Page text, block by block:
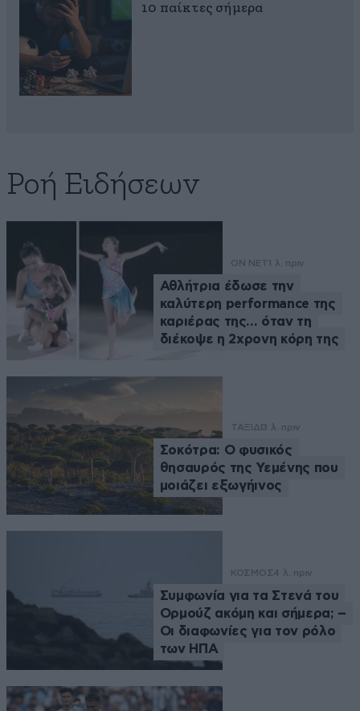
10 παίκτες σήμερα
Ροή Ειδήσεων
ON NET 1 λ. πριν
Αθλήτρια έδωσε την
καλύτερη performance της
καριέρας της… όταν τη
διέκοψε η 2χρονη κόρη της
ΤΑΞΙΔΙ3 λ. πριν
Σοκότρα: Ο φυσικός
θησαυρός της Υεμένης που
μοιάζει εξωγήινος
ΚΟΣΜΟΣ4 λ. πριν
Συμφωνία για τα Στενά του
Ορμούζ ακόμη και σήμερα; –
Οι διαφωνίες για τον ρόλο
των ΗΠΑ